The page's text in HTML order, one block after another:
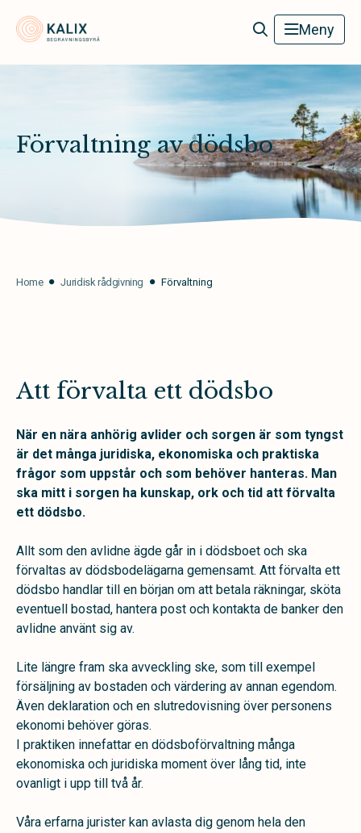
Meny
Förvaltning av dödsbo
Home Juridisk rådgivning Förvaltning
Att förvalta ett dödsbo
När en nära anhörig avlider och sorgen är som tyngst
är det många juridiska, ekonomiska och praktiska
frågor som uppstår och som behöver hanteras. Man
ska mitt i sorgen ha kunskap, ork och tid att förvalta
ett dödsbo.
Allt som den avlidne ägde går in i dödsboet och ska
förvaltas av dödsbodelägarna gemensamt. Att förvalta ett
dödsbo handlar till en början om att betala räkningar, sköta
eventuell bostad, hantera post och kontakta de banker den
avlidne använt sig av.
Lite längre fram ska avveckling ske, som till exempel
försäljning av bostaden och värdering av annan egendom.
Även deklaration och en slutredovisning över personens
ekonomi behöver göras.
I praktiken innefattar en dödsboförvaltning många
ekonomiska och juridiska moment över lång tid, inte
ovanligt i upp till två år.
Våra erfarna jurister kan avlasta dig genom hela den